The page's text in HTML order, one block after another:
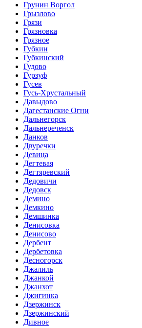
Грунин Воргол
Грызлово
Грязи
Грязновка
Грязное
Губкин
Губкинский
Гудово
Гурзуф
Гусев
Гусь-Хрустальный
Давыдово
Дагестанские Огни
Дальнегорск
Дальнереченск
Данков
Двуречки
Девица
Дегтевая
Дегтяревский
Дедовичи
Дедовск
Демино
Демкино
Демшинка
Денисовка
Денисово
Дербент
Дербетовка
Десногорск
Джалиль
Джанкой
Джанхот
Джигинка
Дзержинск
Дзержинский
Дивное